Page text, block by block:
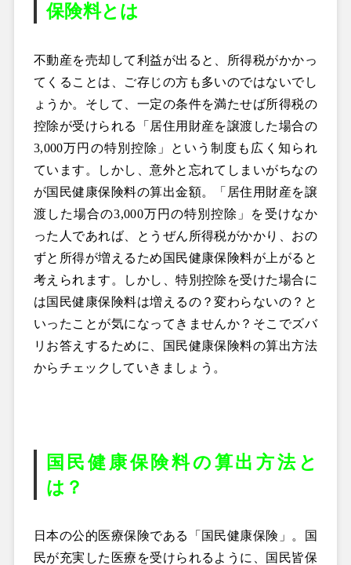
保険料とは
不動産を売却して利益が出ると、所得税がかかっ
てくることは、ご存じの方も多いのではないでし
ょうか。そして、一定の条件を満たせば所得税の
控除が受けられる「居住用財産を譲渡した場合の
3,000万円の特別控除」という制度も広く知られ
ています。しかし、意外と忘れてしまいがちなの
が国民健康保険料の算出金額。「居住用財産を譲
渡した場合の3,000万円の特別控除」を受けなか
った人であれば、とうぜん所得税がかかり、おの
ずと所得が増えるため国民健康保険料が上がると
考えられます。しかし、特別控除を受けた場合に
は国民健康保険料は増えるの？変わらないの？と
いったことが気になってきませんか？そこでズバ
リお答えするために、国民健康保険料の算出方法
からチェックしていきましょう。
国民健康保険料の算出方法と
は？
日本の公的医療保険である「国民健康保険」。国
民が充実した医療を受けられるように、国民皆保